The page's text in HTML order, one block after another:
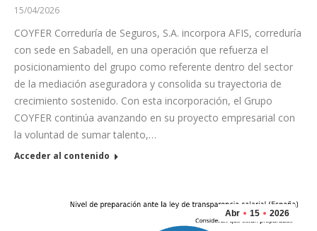
15/04/2026
COYFER Correduría de Seguros, S.A. incorpora AFIS, correduría
con sede en Sabadell, en una operación que refuerza el
posicionamiento del grupo como referente dentro del sector
de la mediación aseguradora y consolida su trayectoria de
crecimiento sostenido. Con esta incorporación, el Grupo
COYFER continúa avanzando en su proyecto empresarial con
la voluntad de sumar talento,…
Acceder al contenido
Abr 15 2026